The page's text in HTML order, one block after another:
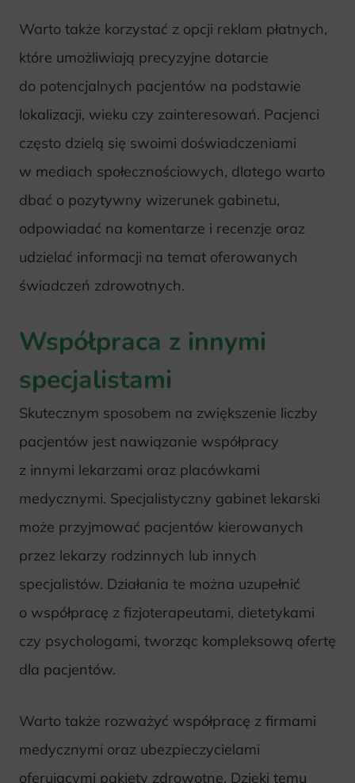
Warto także korzystać z opcji reklam płatnych,
które umożliwiają precyzyjne dotarcie
do potencjalnych pacjentów na podstawie
lokalizacji, wieku czy zainteresowań. Pacjenci
często dzielą się swoimi doświadczeniami
w mediach społecznościowych, dlatego warto
dbać o pozytywny wizerunek gabinetu,
odpowiadać na komentarze i recenzje oraz
udzielać informacji na temat oferowanych
świadczeń zdrowotnych.
Współpraca z innymi
specjalistami
Skutecznym sposobem na zwiększenie liczby
pacjentów jest nawiązanie współpracy
z innymi lekarzami oraz placówkami
medycznymi. Specjalistyczny gabinet lekarski
może przyjmować pacjentów kierowanych
przez lekarzy rodzinnych lub innych
specjalistów. Działania te można uzupełnić
o współpracę z fizjoterapeutami, dietetykami
czy psychologami, tworząc kompleksową ofertę
dla pacjentów.
Warto także rozważyć współpracę z firmami
medycznymi oraz ubezpieczycielami
oferującymi pakiety zdrowotne. Dzięki temu